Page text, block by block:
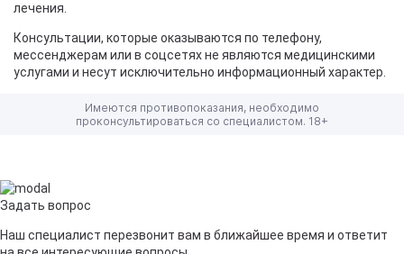
лечения.
Консультации, которые оказываются по телефону,
мессенджерам или в соцсетях не являются медицинскими
услугами и несут исключительно информационный характер.
Имеются противопоказания, необходимо
проконсультироваться со специалистом. 18+
Задать вопрос
Наш специалист перезвонит вам в ближайшее время и ответит